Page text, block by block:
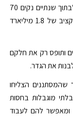
70
גדר בגבול מצריים". שנתיים חלפו, אושר תקציב של 1.8 מיליארד
ותופס רק את חלקם
את הגדר.
הצליחו
מוגבלות בחסות
ומאפשר להם לעבוד